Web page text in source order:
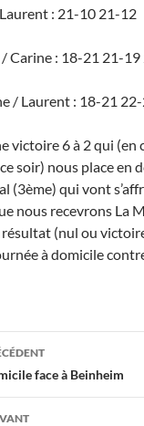
: 21-10 21-12
Carine : 18-21 21-
/ Laurent : 18-21
victoire 6 à 2 qui (en
soir) nous place
(3ème) qui vont
nous recevrons La
(nul ou
à domicile
face à Beinheim